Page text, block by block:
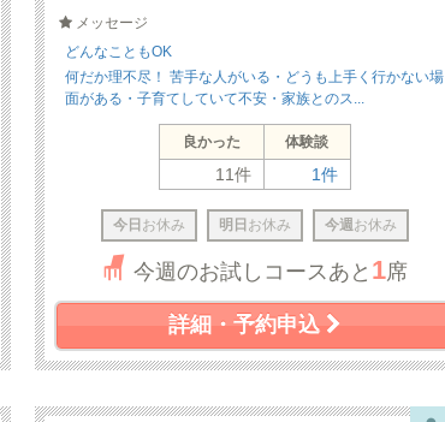
メッセージ
どんなこともOK
何だか理不尽！ 苦手な人がいる・どうも上手く行かない場
面がある・子育てしていて不安・家族とのス...
良かった 体験談
11件 1件
今日 お休み 明日 お休み 今週 お休み
今週のお試しコースあと 1席
詳細・予約申込